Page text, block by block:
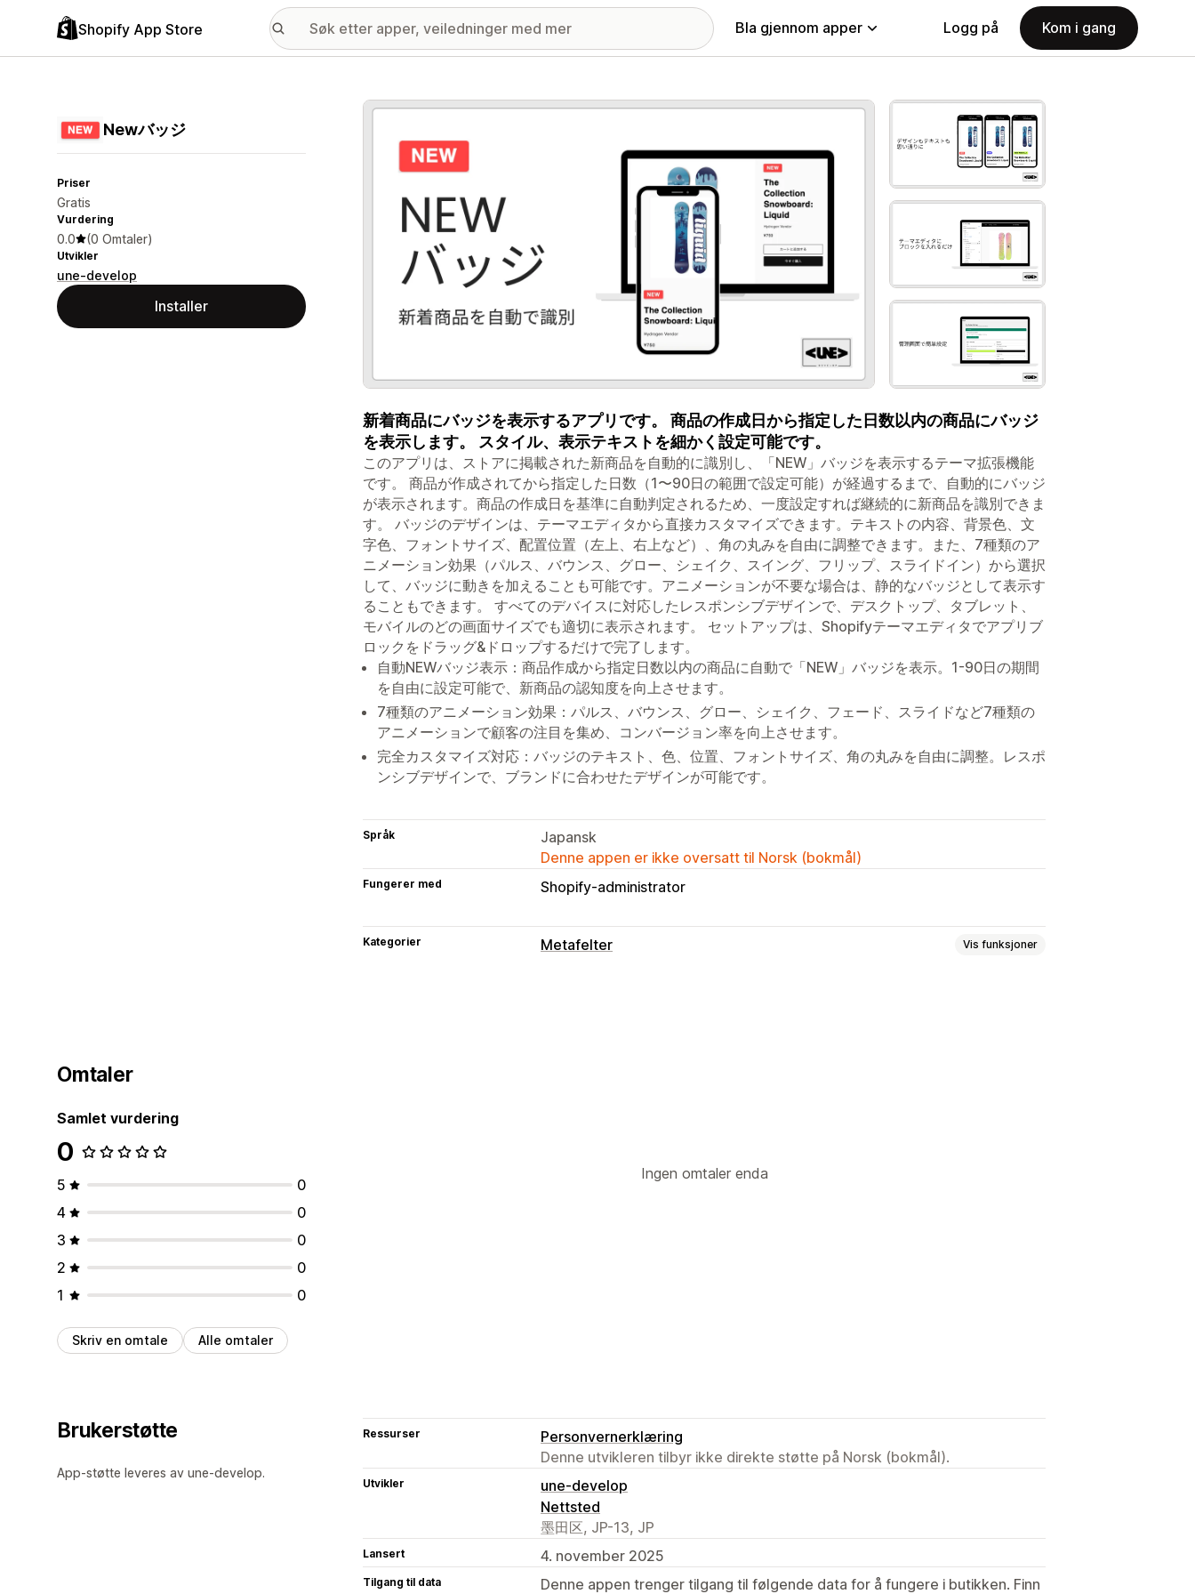
Shopify App Store Bla gjennom apper Logg på Kom i gang
Newバッジ
Priser
Gratis
Vurdering
0.0 (0 Omtaler)
Utvikler
une-develop
Installer
Galleri med fremhevede bilder
新着商品にバッジを表示するアプリです。 商品の作成日から指定した日数以内の商品にバッジ
を表示します。 スタイル、表示テキストを細かく設定可能です。
このアプリは、ストアに掲載された新商品を自動的に識別し、「NEW」バッジを表示するテーマ拡張機能
です。 商品が作成されてから指定した日数（1〜90日の範囲で設定可能）が経過するまで、自動的にバッジ
が表示されます。商品の作成日を基準に自動判定されるため、一度設定すれば継続的に新商品を識別できま
す。 バッジのデザインは、テーマエディタから直接カスタマイズできます。テキストの内容、背景色、文
字色、フォントサイズ、配置位置（左上、右上など）、角の丸みを自由に調整できます。また、7種類のア
ニメーション効果（パルス、バウンス、グロー、シェイク、スイング、フリップ、スライドイン）から選択
して、バッジに動きを加えることも可能です。アニメーションが不要な場合は、静的なバッジとして表示す
ることもできます。 すべてのデバイスに対応したレスポンシブデザインで、デスクトップ、タブレット、
モバイルのどの画面サイズでも適切に表示されます。 セットアップは、Shopifyテーマエディタでアプリブ
ロックをドラッグ&ドロップするだけで完了します。
自動NEWバッジ表示：商品作成から指定日数以内の商品に自動で「NEW」バッジを表示。1-90日の期間
を自由に設定可能で、新商品の認知度を向上させます。
7種類のアニメーション効果：パルス、バウンス、グロー、シェイク、フェード、スライドなど7種類の
アニメーションで顧客の注目を集め、コンバージョン率を向上させます。
完全カスタマイズ対応：バッジのテキスト、色、位置、フォントサイズ、角の丸みを自由に調整。レスポ
ンシブデザインで、ブランドに合わせたデザインが可能です。
Språk
Japansk
Denne appen er ikke oversatt til Norsk (bokmål)
Fungerer med Shopify-administrator
Kategorier Metafelter Vis funksjoner
Omtaler
Samlet vurdering
0
5
0
4
0
3
0
2
0
1
0
Skriv en omtale Alle omtaler
Ingen omtaler enda
Brukerstøtte
App-støtte leveres av une-develop.
Ressurser
Personvernerklæring
Denne utvikleren tilbyr ikke direkte støtte på Norsk (bokmål).
Utvikler
une-develop
Nettsted
墨田区, JP-13, JP
Lansert 4. november 2025
Tilgang til data
Denne appen trenger tilgang til følgende data for å fungere i butikken. Finn